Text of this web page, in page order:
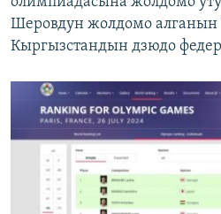
Шеровдун жолдомо алганын
Кыргызстандын дзюдо